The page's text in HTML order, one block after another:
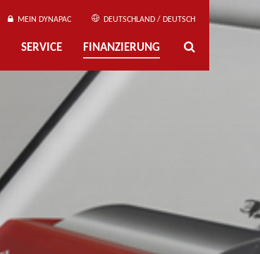
MEIN DYNAPAC DEUTSCHLAND / DEUTSCH
SERVICE FINANZIERUNG